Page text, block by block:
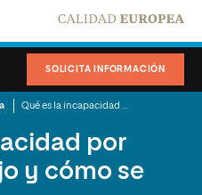
SOLICITA INFORMACIÓN
por
y cómo se